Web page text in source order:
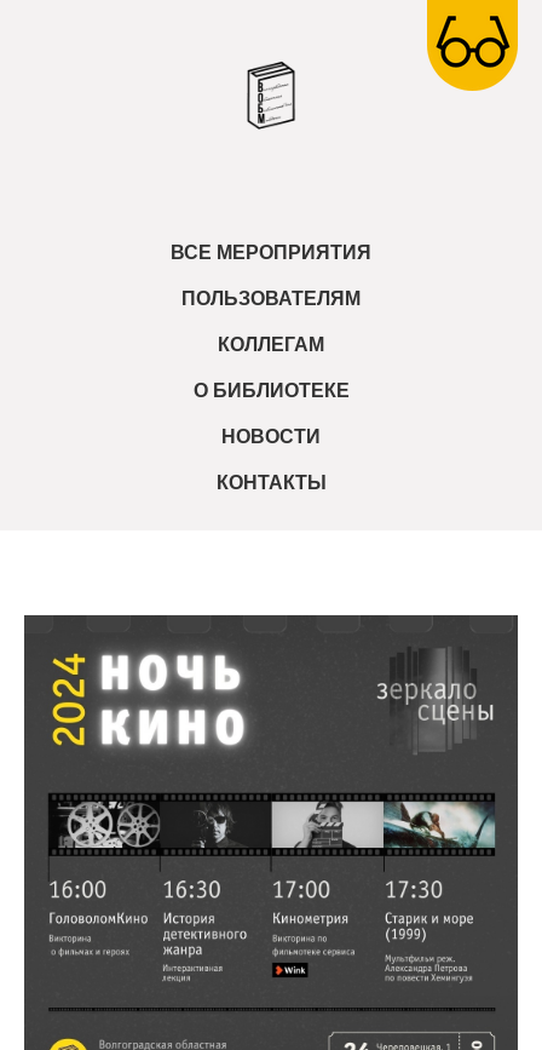
ВСЕ МЕРОПРИЯТИЯ
ПОЛЬЗОВАТЕЛЯМ
КОЛЛЕГАМ
О БИБЛИОТЕКЕ
НОВОСТИ
КОНТАКТЫ